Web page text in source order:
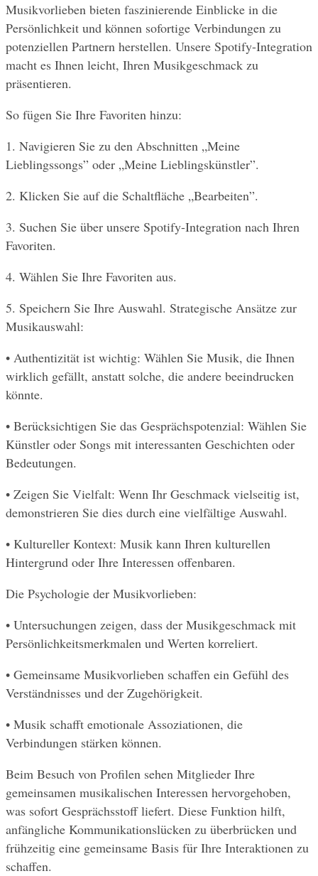
Musikvorlieben bieten faszinierende Einblicke in die
Persönlichkeit und können sofortige Verbindungen zu
potenziellen Partnern herstellen. Unsere Spotify-Integration
macht es Ihnen leicht, Ihren Musikgeschmack zu
präsentieren.
So fügen Sie Ihre Favoriten hinzu:
1. Navigieren Sie zu den Abschnitten „Meine
Lieblingssongs” oder „Meine Lieblingskünstler”.
2. Klicken Sie auf die Schaltfläche „Bearbeiten”.
3. Suchen Sie über unsere Spotify-Integration nach Ihren
Favoriten.
4. Wählen Sie Ihre Favoriten aus.
5. Speichern Sie Ihre Auswahl. Strategische Ansätze zur
Musikauswahl:
• Authentizität ist wichtig: Wählen Sie Musik, die Ihnen
wirklich gefällt, anstatt solche, die andere beeindrucken
könnte.
• Berücksichtigen Sie das Gesprächspotenzial: Wählen Sie
Künstler oder Songs mit interessanten Geschichten oder
Bedeutungen.
• Zeigen Sie Vielfalt: Wenn Ihr Geschmack vielseitig ist,
demonstrieren Sie dies durch eine vielfältige Auswahl.
• Kultureller Kontext: Musik kann Ihren kulturellen
Hintergrund oder Ihre Interessen offenbaren.
Die Psychologie der Musikvorlieben:
• Untersuchungen zeigen, dass der Musikgeschmack mit
Persönlichkeitsmerkmalen und Werten korreliert.
• Gemeinsame Musikvorlieben schaffen ein Gefühl des
Verständnisses und der Zugehörigkeit.
• Musik schafft emotionale Assoziationen, die
Verbindungen stärken können.
Beim Besuch von Profilen sehen Mitglieder Ihre
gemeinsamen musikalischen Interessen hervorgehoben,
was sofort Gesprächsstoff liefert. Diese Funktion hilft,
anfängliche Kommunikationslücken zu überbrücken und
frühzeitig eine gemeinsame Basis für Ihre Interaktionen zu
schaffen.